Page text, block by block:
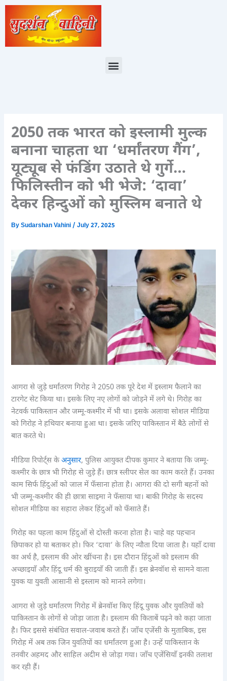
Skip
content
Menu
2050 तक भारत को इस्लामी मुल्क
बनाना चाहता था ‘धर्मांतरण गैंग’,
यूट्यूब से फंडिंग उठाते थे गुर्गे…
फिलिस्तीन को भी भेजे: ‘दावा’
देकर हिन्दुओं को मुस्लिम बनाते थे
BySudarshan Vahini/July 27, 2025
आगरा से जुड़े धर्मांतरण गिरोह ने 2050 तक पूरे देश में इस्लाम फैलाने का
टारगेट सेट किया था। इसके लिए नए लोगों को जोड़ने में लगे थे। गिरोह का
नेटवर्क पाकिस्तान और जम्मू-कश्मीर में भी था। इसके अलावा सोशल मीडिया
को गिरोह ने हथियार बनाया हुआ था। इसके जरिए पाकिस्तान में बैठे लोगों से
बात करते थे।
मीडिया रिपोर्ट्स केअनुसार, पुलिस आयुक्त दीपक कुमार ने बताया कि जम्मू-
कश्मीर के छात्र भी गिरोह से जुड़े हैं। छात्र स्लीपर सेल का काम करते हैं। उनका
काम सिर्फ हिंदुओं को जाल में फँसाना होता है। आगरा की दो सगी बहनों को
भी जम्मू-कश्मीर की ही छात्रा साइमा ने फँसाया था। बाकी गिरोह के सदस्य
सोशल मीडिया का सहारा लेकर हिंदुओं को फँसाते हैं।
गिरोह का पहला काम हिंदुओं से दोस्ती करना होता है। चाहे वह पहचान
छिपाकर हो या बताकर हो। फिर ‘दावा’ के लिए न्यौता दिया जाता है। यहाँ दावा
का अर्थ है, इस्लाम की ओर खींचना है। इस दौरान हिंदुओं को इस्लाम की
अच्छाइयाँ और हिंदू धर्म की बुराइयाँ की जाती हैं। इस ब्रेनवॉश से सामने वाला
युवक या युवती आसानी से इस्लाम को मानने लगेगा।
आगरा से जुड़े धर्मांतरण गिरोह में ब्रेनवॉश किए हिंदू युवक और युवतियों को
पाकिस्तान के लोगों से जोड़ा जाता है। इस्लाम की किताबें पढ़ने को कहा जाता
है। फिर इससे संबंधित सवाल-जवाब करते हैं। जाँच एजेंसी के मुताबिक, इस
गिरोह में अब तक जिन युवतियों का धर्मांतरण हुआ है। उन्हें पाकिस्तान के
तनवीर अहमद और साहिल अदीम से जोड़ा गया। जाँच एजेंसियाँ इनकी तलाश
कर रही हैं।